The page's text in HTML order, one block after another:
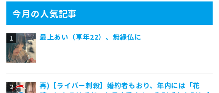
今月の人気記事
最上あい（享年22）、無縁仏に
再)【ライバー刺殺】婚約者もおり、年内には「花